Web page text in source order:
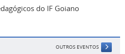
do IF Goiano
OUTROS EVENTOS